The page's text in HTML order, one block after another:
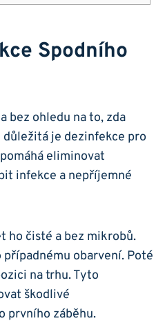
Spodního
bez ohledu na to, zda
je dezinfekce pro
eliminovat
infekce a nepříjemné
ho čisté a bez mikrobů.
obarvení. Poté
na trhu. Tyto
škodlivé
prvního záběhu.